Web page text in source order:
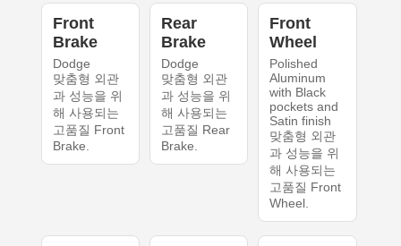
Front
Brake
Dodge
맞춤형 외관
과 성능을 위
해 사용되는
고품질 Front
Brake.
Rear
Brake
Dodge
맞춤형 외관
과 성능을 위
해 사용되는
고품질 Rear
Brake.
Front
Wheel
Polished
Aluminum
with Black
pockets and
Satin finish
맞춤형 외관
과 성능을 위
해 사용되는
고품질 Front
Wheel.